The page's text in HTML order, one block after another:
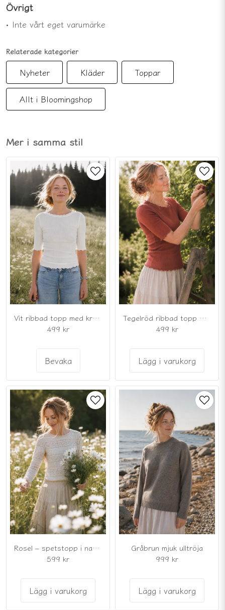
Mer i samma stil
Vit ribbad topp med kruskanter
499 kr
Bevaka
Tegelröd ribbad topp med kruskanter
499 kr
Lägg i varukorg
Rosel – spetstopp i naturbeige
599 kr
Lägg i varukorg
Gråbrun mjuk ulltröja
999 kr
Lägg i varukorg
Övrigt
• Inte vårt eget varumärke
Relaterade kategorier
Nyheter Kläder Toppar
Allt i Bloomingshop